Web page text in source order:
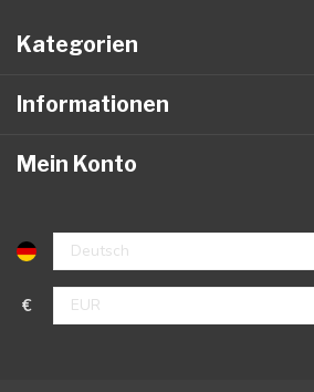
Kategorien
Informationen
Mein Konto
€